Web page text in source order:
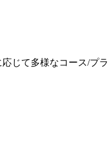
じて多様なコース/プ